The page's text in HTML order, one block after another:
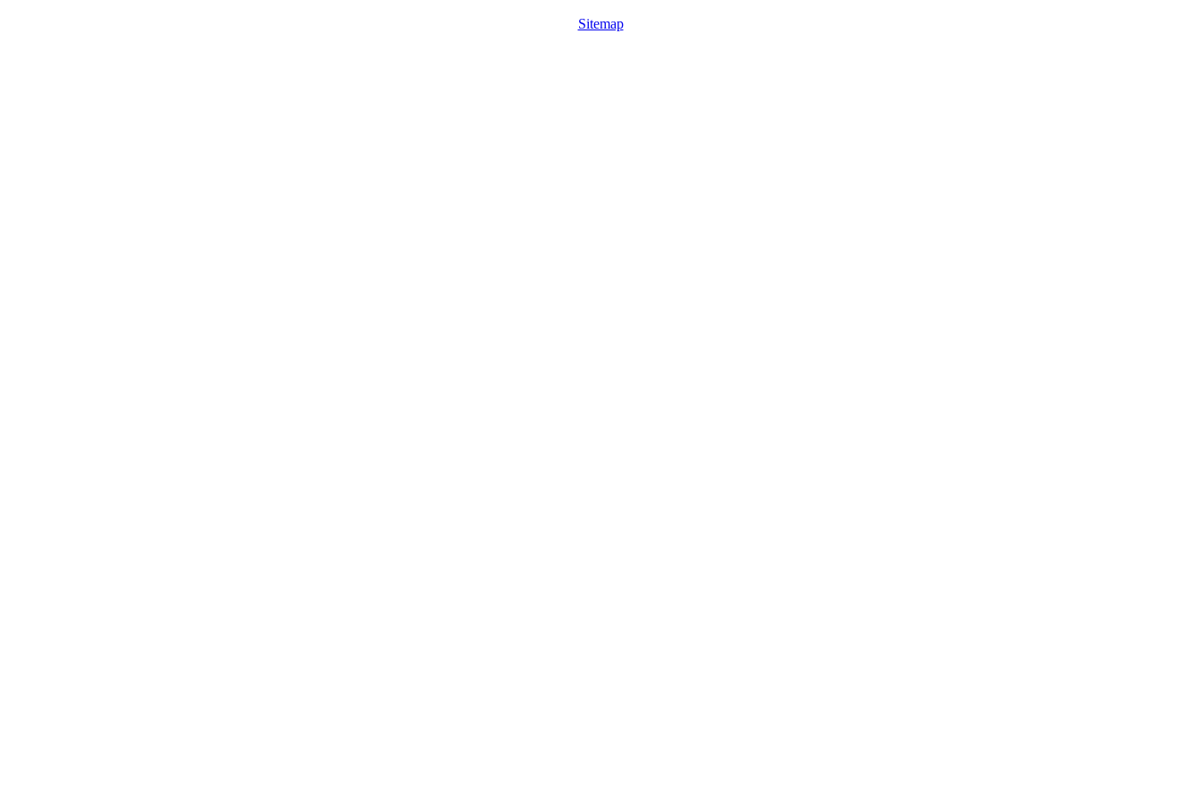
Sitemap